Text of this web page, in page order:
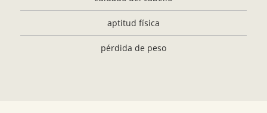
aptitud física
pérdida de peso